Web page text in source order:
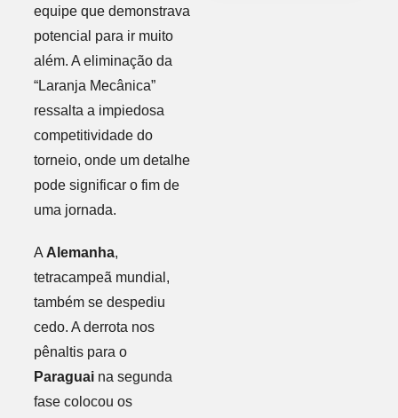
equipe que demonstrava
potencial para ir muito
além. A eliminação da
“Laranja Mecânica”
ressalta a impiedosa
competitividade do
torneio, onde um detalhe
pode significar o fim de
uma jornada.
A Alemanha,
tetracampeã mundial,
também se despediu
cedo. A derrota nos
pênaltis para o
Paraguaina segunda
fase colocou os